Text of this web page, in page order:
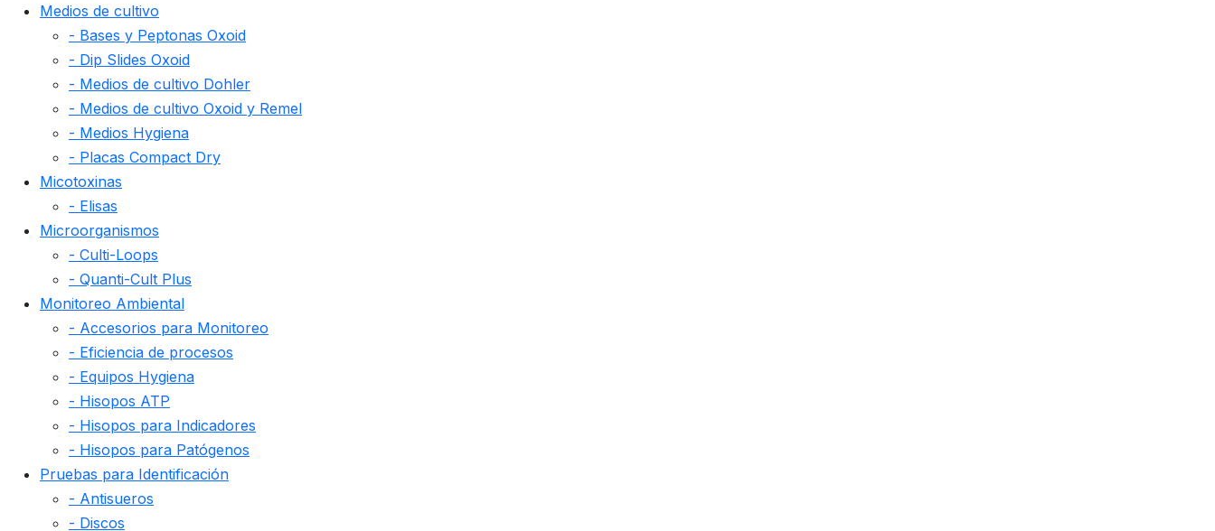
Medios de cultivo
- Bases y Peptonas Oxoid
- Dip Slides Oxoid
- Medios de cultivo Dohler
- Medios de cultivo Oxoid y Remel
- Medios Hygiena
- Placas Compact Dry
Micotoxinas
- Elisas
Microorganismos
- Culti-Loops
- Quanti-Cult Plus
Monitoreo Ambiental
- Accesorios para Monitoreo
- Eficiencia de procesos
- Equipos Hygiena
- Hisopos ATP
- Hisopos para Indicadores
- Hisopos para Patógenos
Pruebas para Identificación
- Antisueros
- Discos